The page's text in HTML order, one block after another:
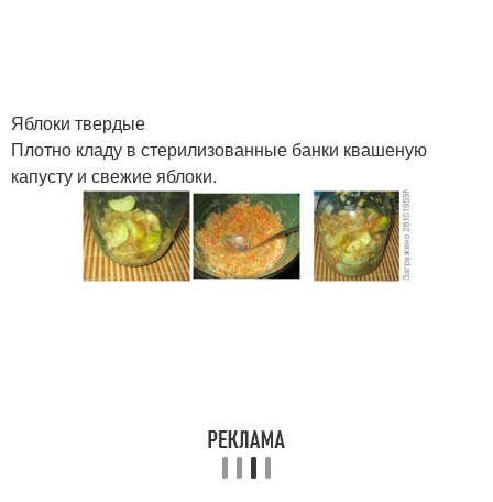
Яблоки твердые
Плотно кладу в стерилизованные банки квашеную
капусту и свежие яблоки.